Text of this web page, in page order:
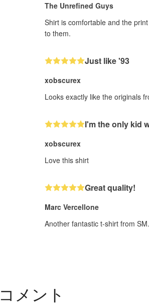
The Unrefined Guys
Shirt is comfortable and the
to them.
Just like '93
xobscurex
Looks exactly like the originals
I'm the only kid
xobscurex
Love this shirt
Great quality!
Marc Vercellone
Another fantastic t-shirt from
コメント